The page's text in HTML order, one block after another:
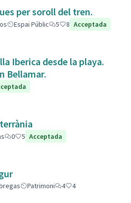
per soroll del tren.
Espai Públic 5 8 Acceptada
Iberica desde la playa.
Bellamar.
0 5 Acceptada
Patrimoni 4
4